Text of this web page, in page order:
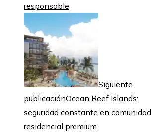
responsable
Siguiente
publicaciónOcean Reef Islands:
seguridad constante en comunidad
residencial premium